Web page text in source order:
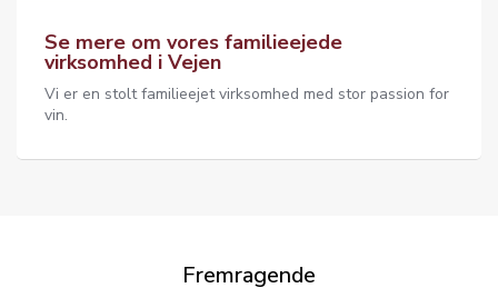
Se mere om vores familieejede
virksomhed i Vejen
Vi er en stolt familieejet virksomhed med stor passion for
vin.
Fremragende